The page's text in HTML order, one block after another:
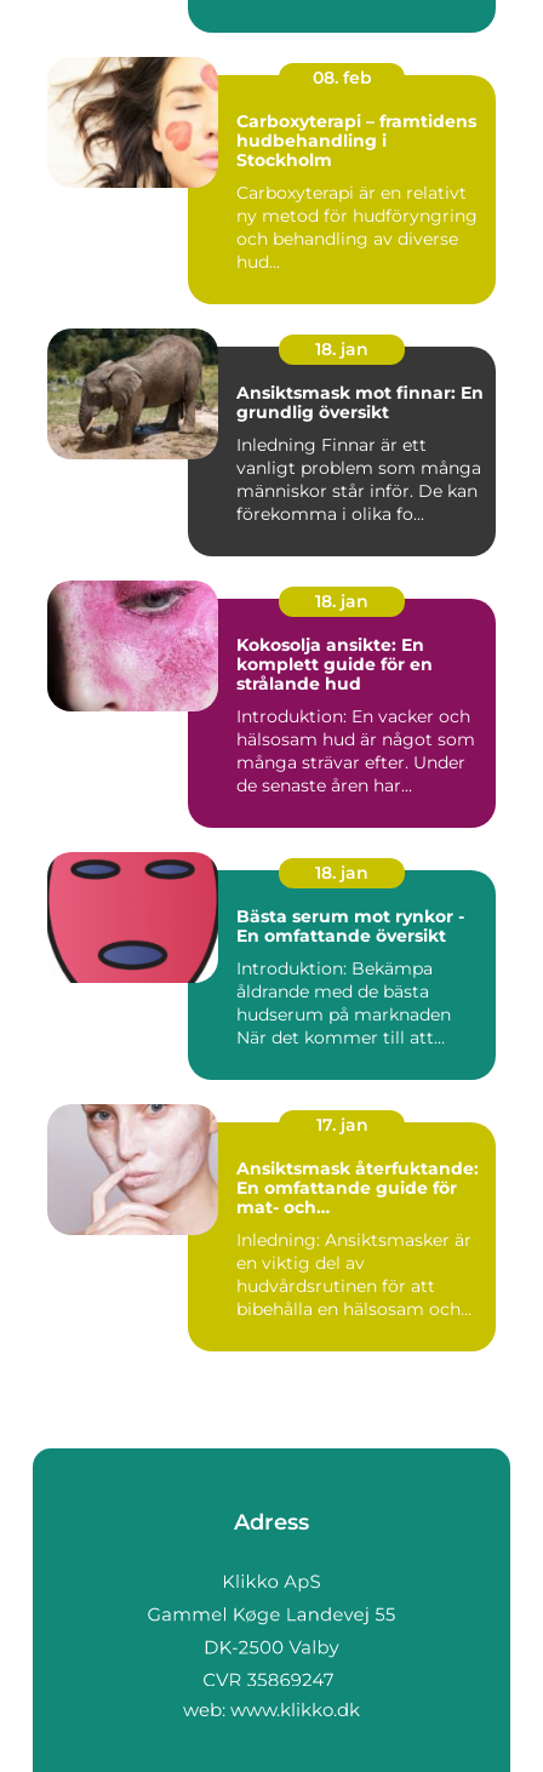
08. feb
Carboxyterapi – framtidens
hudbehandling i
Stockholm
Carboxyterapi är en relativt
ny metod för hudföryngring
och behandling av diverse
hud...
18. jan
Ansiktsmask mot finnar: En
grundlig översikt
Inledning Finnar är ett
vanligt problem som många
människor står inför. De kan
förekomma i olika fo...
18. jan
Kokosolja ansikte: En
komplett guide för en
strålande hud
Introduktion: En vacker och
hälsosam hud är något som
många strävar efter. Under
de senaste åren har...
18. jan
Bästa serum mot rynkor -
En omfattande översikt
Introduktion: Bekämpa
åldrande med de bästa
hudserum på marknaden
När det kommer till att
17. jan
Ansiktsmask återfuktande:
En omfattande guide för
mat- och
Inledning: Ansiktsmasker är
en viktig del av
hudvårdsrutinen för att
bibehålla en hälsosam och
Adress
web: www.klikko.dk